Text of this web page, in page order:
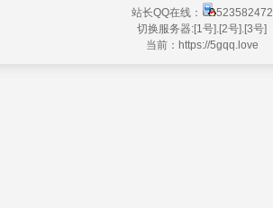
站长QQ在线：
523582472
切换服务器:[1号] [2号] [3号]
当前：https://5gqq.love